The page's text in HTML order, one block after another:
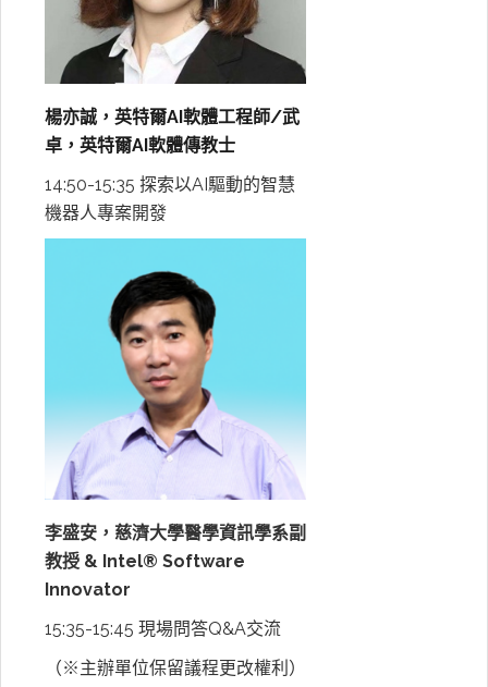
楊亦誠，英特爾AI軟體工程師/武
卓，英特爾AI軟體傳教士
14:50-15:35 探索以AI驅動的智慧
機器人專案開發
李盛安，慈濟大學醫學資訊學系副
教授 & Intel® Software
Innovator
15:35-15:45 現場問答Q&A交流
（※主辦單位保留議程更改權利）